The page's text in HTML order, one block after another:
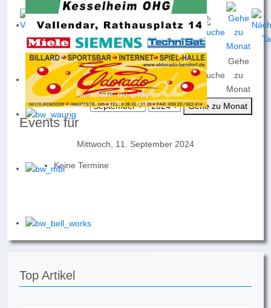
Nach
Jahr
Nach
Monat
Nach
Woche
Heute Suche
Gehe
zu
Monat
Gehe zu Monat
Events für
Mittwoch, 11. September 2024
Keine Termine
Top Artikel